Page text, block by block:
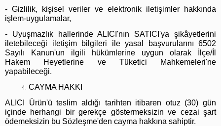
​- Gizlilik, kişisel veriler ve elektronik iletişimler hakkında
işlem-uygulamalar,
- Uyuşmazlık hallerinde ALICI'nın SATICI'ya şikâyetlerini
iletebileceği iletişim bilgileri ile yasal başvurularını 6502
Sayılı Kanun'un ilgili hükümlerine uygun olarak İlçe/İl
Hakem Heyetlerine ve Tüketici Mahkemeleri'ne
yapabileceği.
CAYMA HAKKI
ALICI Ürün'ü teslim aldığı tarihten itibaren otuz (30) gün
içinde herhangi bir gerekçe göstermeksizin ve cezai şart
ödemeksizin bu Sözleşme'den cayma hakkına sahiptir.